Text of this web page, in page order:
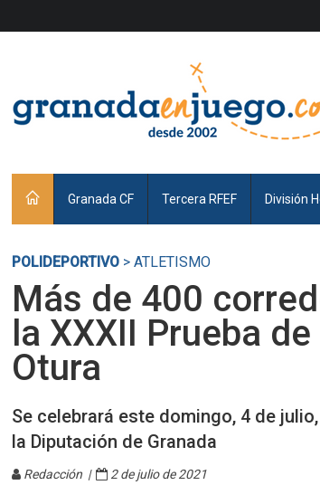
Granada CF Tercera RFEF División
POLIDEPORTIVO > ATLETISMO
Más de 400
la XXXII Prueba
Otura
Se celebrará este domingo, 4 de
la Diputación de Granada
Redacción | 2 de julio de 2021